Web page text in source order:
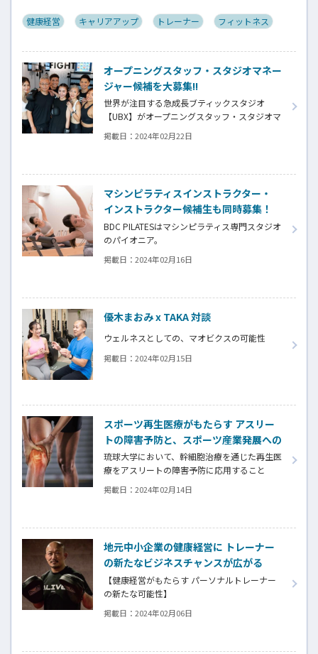
健康経営 キャリアアップ トレーナー フィットネス
オープニングスタッフ・スタジオマネー
ジャー候補を大募集!!
世界が注目する急成長ブティックスタジオ
【UBX】がオープニングスタッフ・スタジオマ
ネージャー候補を大募集!!世界に通用するファ
ンクショナルストレングスコーチへの一歩を
掲載日： 2024年02月22日
マシンピラティスインストラクター・
インストラクター候補生も同時募集！
BDC PILATESはマシンピラティス専門スタジオ
のパイオニア。
グループレッスンに特化した日本で初めてのス
タジオです。
掲載日： 2024年02月16日
優木まおみ x TAKA 対談
ウェルネスとしての、マオビクスの可能性
掲載日： 2024年02月15日
スポーツ再生医療がもたらす アスリー
トの障害予防と、スポーツ産業発展への
新たな可能性
琉球大学において、幹細胞治療を通じた再生医
療をアスリートの障害予防に応用すること
で、スポーツ産業の発展に繋げようとするプ
ロジェクトが推進されている。
掲載日： 2024年02月14日
地元中小企業の健康経営に トレーナー
の新たなビジネスチャンスが広がる
【健康経営がもたらす パーソナルトレーナー
の新たな可能性】
この健康経営市場が拡大している背景と、ト
レーニング指導ビジネスとしての今後の可能
掲載日： 2024年02月06日